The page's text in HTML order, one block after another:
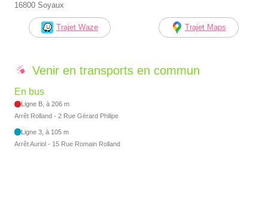
16800 Soyaux
Trajet Waze Trajet Maps
Venir en transports en commun
En bus
Ligne B, à 206 m
Arrêt Rolland - 2 Rue Gérard Philipe
Ligne 3, à 105 m
Arrêt Auriol - 15 Rue Romain Rolland